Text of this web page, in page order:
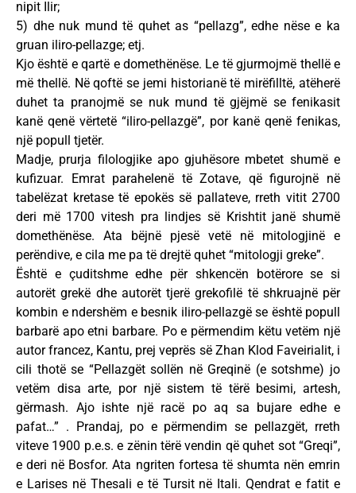
nipit Ilir;
5) dhe nuk mund të quhet as “pellazg”, edhe nëse e ka
gruan iliro-pellazge; etj.
Kjo është e qartë e domethënëse. Le të gjurmojmë thellë e
më thellë. Në qoftë se jemi historianë të mirëfilltë, atëherë
duhet ta pranojmë se nuk mund të gjëjmë se fenikasit
kanë qenë vërtetë “iliro-pellazgë”, por kanë qenë fenikas,
një popull tjetër.
Madje, prurja filologjike apo gjuhësore mbetet shumë e
kufizuar. Emrat parahelenë të Zotave, që figurojnë në
tabelëzat kretase të epokës së pallateve, rreth vitit 2700
deri më 1700 vitesh pra lindjes së Krishtit janë shumë
domethënëse. Ata bëjnë pjesë vetë në mitologjinë e
perëndive, e cila me pa të drejtë quhet “mitologji greke”.
Është e çuditshme edhe për shkencën botërore se si
autorët grekë dhe autorët tjerë grekofilë të shkruajnë për
kombin e ndershëm e besnik iliro-pellazgë se është popull
barbarë apo etni barbare. Po e përmendim këtu vetëm një
autor francez, Kantu, prej veprës së Zhan Klod Faveirialit, i
cili thotë se “Pellazgët sollën në Greqinë (e sotshme) jo
vetëm disa arte, por një sistem të tërë besimi, artesh,
gërmash. Ajo ishte një racë po aq sa bujare edhe e
pafat…” . Prandaj, po e përmendim se pellazgët, rreth
viteve 1900 p.e.s. e zënin tërë vendin që quhet sot “Greqi”,
e deri në Bosfor. Ata ngriten fortesa të shumta nën emrin
e Larises në Thesali e të Tursit në Itali. Qendrat e fatit e